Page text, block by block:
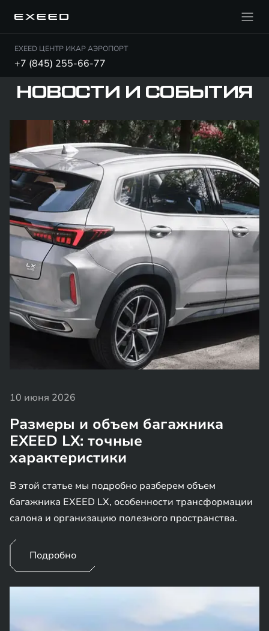
EXEED ЦЕНТР ИКАР АЭРОПОРТ
+7 (845) 255-66-77
НОВОСТИ И СОБЫТИЯ
10 июня 2026
Размеры и объем багажника
EXEED LX: точные
характеристики
В этой статье мы подробно разберем объем
багажника EXEED LX, особенности трансформации
салона и организацию полезного пространства.
Подробно